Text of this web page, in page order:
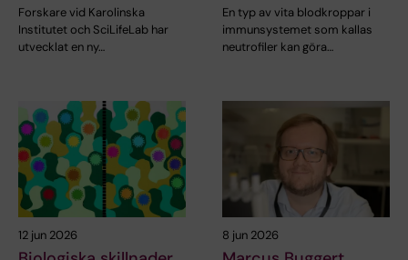
Forskare vid Karolinska
Institutet och SciLifeLab har
utvecklat en ny…
En typ av vita blodkroppar i
immunsystemet som kallas
neutrofiler kan göra…
12 jun 2026 8 jun 2026